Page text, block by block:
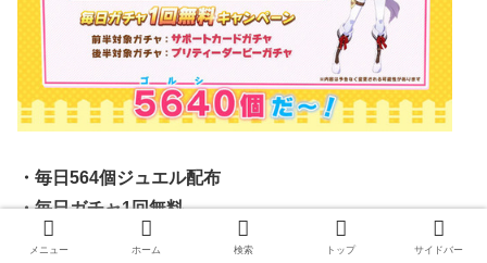
・毎日564個ジュエル配布
・毎日ガチャ1回無料
・ミッションでゴルシピース配布
メニュー ホーム 検索 トップ サイドバー